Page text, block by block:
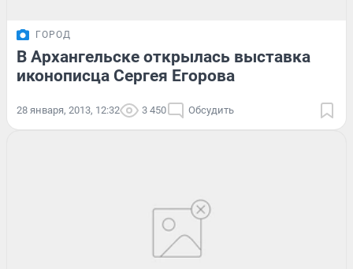
ГОРОД
В Архангельске открылась выставка
иконописца Сергея Егорова
28 января, 2013, 12:32 3 450 Обсудить